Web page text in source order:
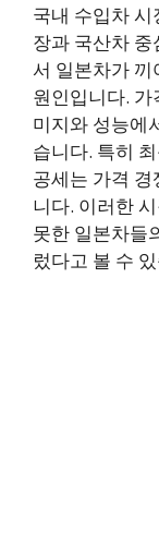
국내 수입차
장과 국산차
서 일본차가
원인입니다.
미지와 성능에
습니다. 특히
공세는 가격
니다. 이러한
못한 일본차들
렀다고 볼 수